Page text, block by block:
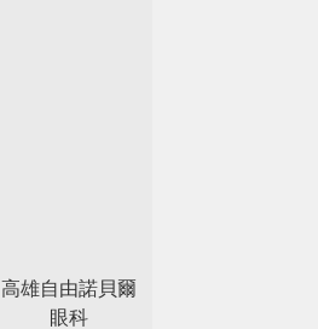
高雄自由諾貝爾
眼科